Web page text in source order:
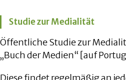
Studie zur Medialität
Öffentliche Studie zur
„Buch der Medien“ [auf